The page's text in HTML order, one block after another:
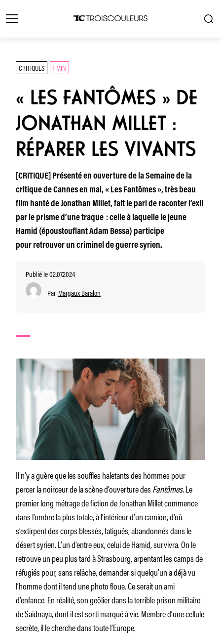
CRITIQUES 1 MIN
« LES FANTÔMES » DE
JONATHAN MILLET :
RÉPARER LES VIVANTS
[CRITIQUE] Présenté en ouverture de la Semaine de la
critique de Cannes en mai, « Les Fantômes », très beau
film hanté de Jonathan Millet, fait le pari de raconter l’exil
par le prisme d’une traque : celle à laquelle le jeune
Hamid (époustouflant Adam Bessa) participe
pour retrouver un criminel de guerre syrien.
Publié le 02.07.2024
Par Margaux Baralon
Il n’y a guère que les souffles haletants des hommes pour
percer la noirceur de la scène d’ouverture desFantômes.Le
premier long métrage de fiction de Jonathan Millet commence
dans l’ombre la plus totale, à l’intérieur d’un camion, d’où
s’extirpent des corps blessés, fatigués, abandonnés dans le
désert syrien. L’un d’entre eux, celui de Hamid, survivra. On le
retrouve un peu plus tard à Strasbourg, arpentant les camps de
réfugiés pour, sans relâche, demander si quelqu’un a déjà vu
l’homme dont il tend une photo floue. Ce serait un ami
d’enfance. En réalité, son geôlier dans la terrible prison militaire
de Saidnaya, dont il est sorti marqué à vie. Membre d’une cellule
secrète, il le cherche dans toute l’Europe.